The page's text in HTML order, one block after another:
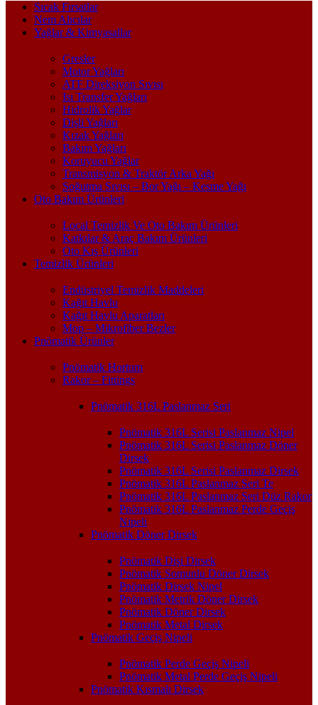
Sıcak Fırsatlar
Nem Alıcılar
Yağlar & Kimyasallar
Gresler
Motor Yağları
ATF Direksiyon Sıvısı
Isı Transfer Yağları
Hidrolik Yağlar
Dişli Yağları
Kızak Yağları
Bakım Yağları
Koruyucu Yağlar
Transmisyon & Traktör Arka Yağı
Soğutma Sıvısı – Bor Yağı – Kesme Yağı
Oto Bakım Ürünleri
Local Temizlik Ve Oto Bakım Ürünleri
Katkılar & Araç Bakım Ürünleri
Oto Kış Ürünleri
Temizlik Ürünleri
Endüstriyel Temizlik Maddeleri
Kağıt Havlu
Kağıt Havlu Aparatları
Mop – Mikrofiber Bezler
Pnömatik Ürünler
Pnömatik Hortum
Rakor – Fittings
Pnömatik 316L Paslanmaz Seri
Pnömatik 316L Serisi Paslanmaz Nipel
Pnömatik 316L Serisi Paslanmaz Döner
Dirsek
Pnömatik 316L Serisi Paslanmaz Dirsek
Pnömatik 316L Paslanmaz Seri Te
Pnömatik 316L Paslanmaz Seri Düz Rakor
Pnömatik 316L Paslanmaz Perde Geçiş
Nipeli
Pnömatik Döner Dirsek
Pnömatik Dişi Dirsek
Pnömatik Somunlu Döner Dirsek
Pnömatik Dirsek Nipel
Pnömatik Metrik Döner Dirsek
Pnömatik Döner Dirsek
Pnömatik Metal Dirsek
Pnömatik Geçiş Nipeli
Pnömatik Perde Geçiş Nipeli
Pnömatik Metal Perde Geçiş Nipeli
Pnömatik Kısmalı Dirsek